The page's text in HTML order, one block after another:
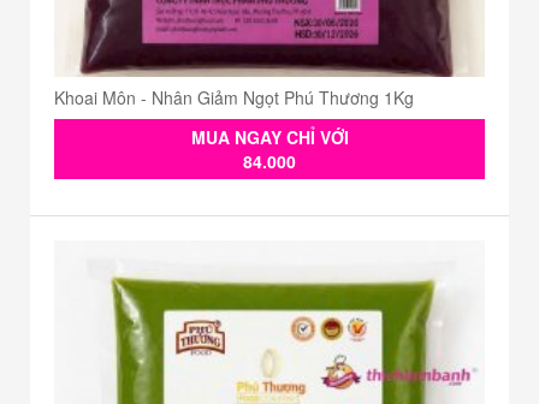
Khoai Môn - Nhân Giảm Ngọt Phú Thương 1Kg
MUA NGAY CHỈ VỚI
84.000